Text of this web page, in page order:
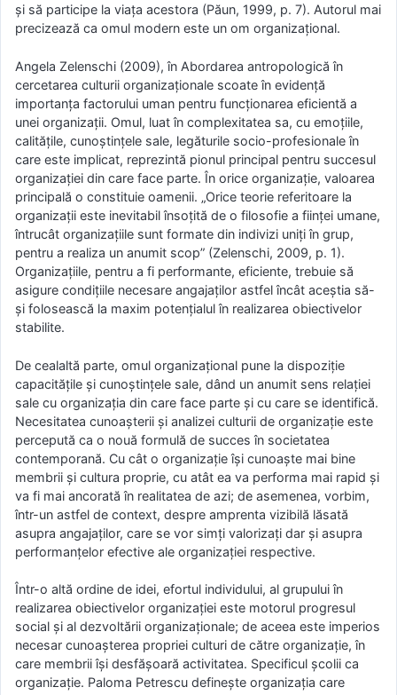
și să participe la viața acestora (Păun, 1999, p. 7). Autorul mai
precizează ca omul modern este un om organizațional.
Angela Zelenschi (2009), în Abordarea antropologică în
cercetarea culturii organizaționale scoate în evidență
importanța factorului uman pentru funcționarea eficientă a
unei organizații. Omul, luat în complexitatea sa, cu emoțiile,
calitățile, cunoștințele sale, legăturile socio-profesionale în
care este implicat, reprezintă pionul principal pentru succesul
organizației din care face parte. În orice organizație, valoarea
principală o constituie oamenii. „Orice teorie referitoare la
organizații este inevitabil însoțită de o filosofie a ființei umane,
întrucât organizațiile sunt formate din indivizi uniți în grup,
pentru a realiza un anumit scop” (Zelenschi, 2009, p. 1).
Organizațiile, pentru a fi performante, eficiente, trebuie să
asigure condițiile necesare angajaților astfel încât aceștia să-
și folosească la maxim potențialul în realizarea obiectivelor
stabilite.
De cealaltă parte, omul organizațional pune la dispoziție
capacitățile și cunoștințele sale, dând un anumit sens relației
sale cu organizația din care face parte și cu care se identifică.
Necesitatea cunoașterii și analizei culturii de organizație este
percepută ca o nouă formulă de succes în societatea
contemporană. Cu cât o organizație își cunoaște mai bine
membrii și cultura proprie, cu atât ea va performa mai rapid și
va fi mai ancorată în realitatea de azi; de asemenea, vorbim,
într-un astfel de context, despre amprenta vizibilă lăsată
asupra angajaților, care se vor simți valorizați dar și asupra
performanțelor efective ale organizației respective.
Într-o altă ordine de idei, efortul individului, al grupului în
realizarea obiectivelor organizației este motorul progresul
social și al dezvoltării organizaționale; de aceea este imperios
necesar cunoașterea propriei culturi de către organizație, în
care membrii își desfășoară activitatea. Specificul școlii ca
organizație. Paloma Petrescu definește organizația care